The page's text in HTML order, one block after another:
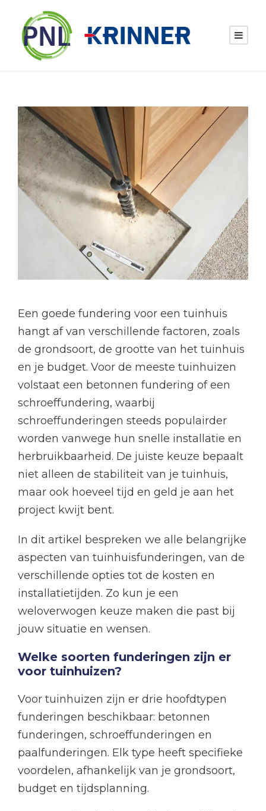
Een goede fundering voor een tuinhuis
hangt af van verschillende factoren, zoals
de grondsoort, de grootte van het tuinhuis
en je budget. Voor de meeste tuinhuizen
volstaat een betonnen fundering of een
schroeffundering, waarbij
schroeffunderingen steeds populairder
worden vanwege hun snelle installatie en
herbruikbaarheid. De juiste keuze bepaalt
niet alleen de stabiliteit van je tuinhuis,
maar ook hoeveel tijd en geld je aan het
project kwijt bent.
In dit artikel bespreken we alle belangrijke
aspecten van tuinhuisfunderingen, van de
verschillende opties tot de kosten en
installatietijden. Zo kun je een
weloverwogen keuze maken die past bij
jouw situatie en wensen.
Welke soorten funderingen zijn er
voor tuinhuizen?
Voor tuinhuizen zijn er drie hoofdtypen
funderingen beschikbaar: betonnen
funderingen, schroeffunderingen en
paalfunderingen. Elk type heeft specifieke
voordelen, afhankelijk van je grondsoort,
budget en tijdsplanning.